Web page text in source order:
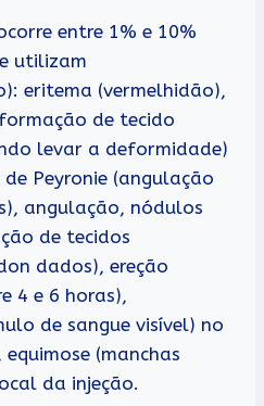
entre 1% e 10%
utilizam
eritema (vermelhidão),
de tecido
levar a deformidade)
Peyronie (angulação
angulação, nódulos
de tecidos
dados), ereção
4 e 6 horas),
de sangue visível) no
(manchas
da injeção.